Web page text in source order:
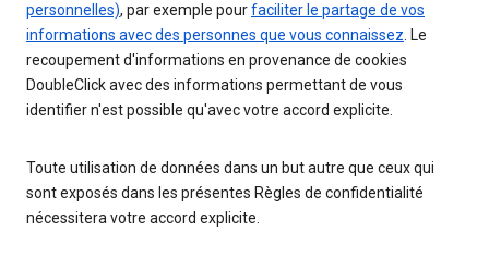
personnelles), par exemple pourfaciliter le partage de vos
informations avec des personnes que vous connaissez. Le
recoupement d'informations en provenance de cookies
DoubleClick avec des informations permettant de vous
identifier n'est possible qu'avec votre accord explicite.
Toute utilisation de données dans un but autre que ceux qui
sont exposés dans les présentes Règles de confidentialité
nécessitera votre accord explicite.